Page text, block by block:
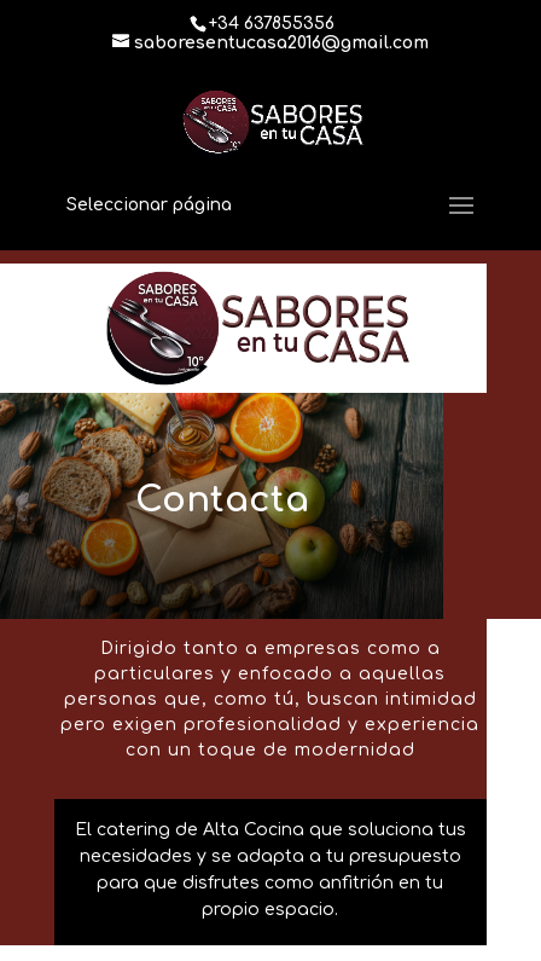
+34 637855356
saboresentucasa2016@gmail.com
Seleccionar página
Contacta
Dirigido tanto a empresas como a
particulares y enfocado a aquellas
personas que, como tú, buscan intimidad
pero exigen profesionalidad y experiencia
con un toque de modernidad
El catering de Alta Cocina que soluciona tus
necesidades y se adapta a tu presupuesto
para que disfrutes como anfitrión en tu
propio espacio.